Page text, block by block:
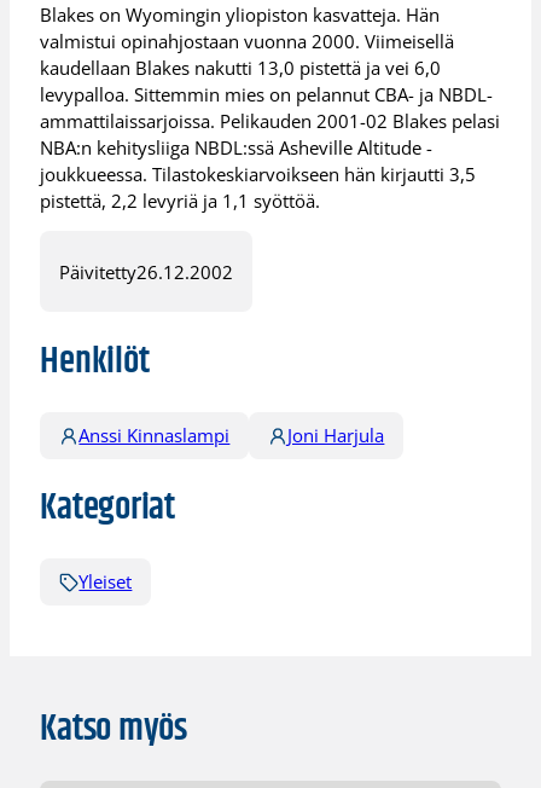
Blakes on Wyomingin yliopiston kasvatteja. Hän
valmistui opinahjostaan vuonna 2000. Viimeisellä
kaudellaan Blakes nakutti 13,0 pistettä ja vei 6,0
levypalloa. Sittemmin mies on pelannut CBA- ja NBDL-
ammattilaissarjoissa. Pelikauden 2001-02 Blakes pelasi
NBA:n kehitysliiga NBDL:ssä Asheville Altitude -
joukkueessa. Tilastokeskiarvoikseen hän kirjautti 3,5
pistettä, 2,2 levyriä ja 1,1 syöttöä.
Päivitetty26.12.2002
Henkilöt
Anssi Kinnaslampi Joni Harjula
Kategoriat
Yleiset
Katso myös